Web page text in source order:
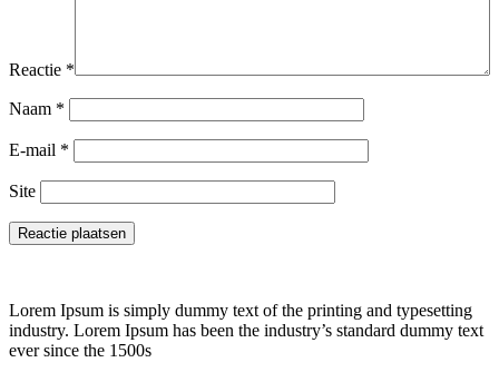
Reactie *
Naam *
E-mail *
Site
Lorem Ipsum is simply dummy text of the printing and typesetting
industry. Lorem Ipsum has been the industry’s standard dummy text
ever since the 1500s